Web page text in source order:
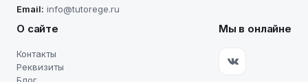
Email: info@tutorege.ru
О сайте
Контакты
Реквизиты
Мы в онлайне